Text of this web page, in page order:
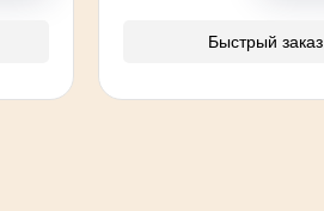
Быстрый заказ